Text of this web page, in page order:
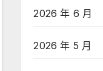
2026 年 6 月
2026 年 5 月